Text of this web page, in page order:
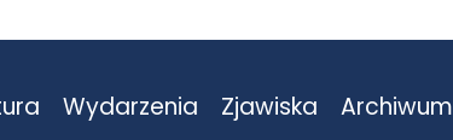
Wydarzenia Zjawiska Archiwum